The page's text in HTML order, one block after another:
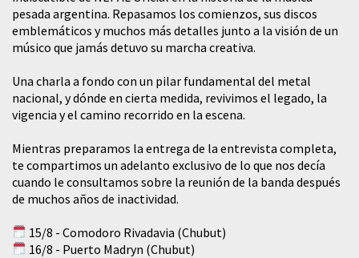
pesada argentina. Repasamos los comienzos, sus discos
emblemáticos y muchos más detalles junto a la visión de un
músico que jamás detuvo su marcha creativa.
​Una charla a fondo con un pilar fundamental del metal
nacional, y dónde en cierta medida, revivimos el legado, la
vigencia y el camino recorrido en la escena.
Mientras preparamos la entrega de la entrevista completa,
te compartimos un adelanto exclusivo de lo que nos decía
cuando le consultamos sobre la reunión de la banda después
de muchos años de inactividad.
15/8 - Comodoro Rivadavia (Chubut)
16/8 - Puerto Madryn (Chubut)